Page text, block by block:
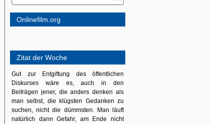
Onlinefilm.org
Zitat der Woche
Gut zur Entgiftung des öffentlichen
Diskurses wäre es, auch in den
Beiträgen jener, die anders denken als
man selbst, die klügsten Gedanken zu
suchen, nicht die dümmsten. Man läuft
natürlich dann Gefahr, am Ende nicht